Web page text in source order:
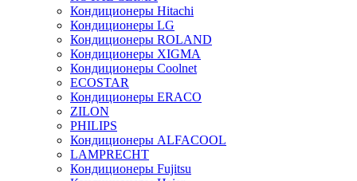
Кондиционеры Hitachi
Кондиционеры LG
Кондиционеры ROLAND
Кондиционеры XIGMA
Кондиционеры Coolnet
ECOSTAR
Кондиционеры ERACO
ZILON
PHILIPS
Кондиционеры ALFACOOL
LAMPRECHT
Кондиционеры Fujitsu